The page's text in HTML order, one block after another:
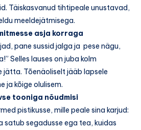
Täiskasvanud tihtipeale unustavad,
meeldejätmisega.
asja korraga
pane sussid jalga ja pese nägu,
Selles lauses on juba kolm
jätta. Tõenäoliselt jääb lapsele
ja kõige olulisem.
tooniga nõudmisi
pistikusse, mille peale sina karjud:
satub segadusse ega tea, kuidas